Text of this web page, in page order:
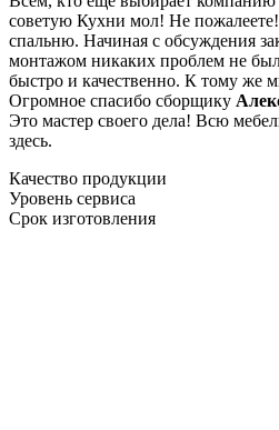
советую Кухни мол! Не
спальню. Начиная с обсуждения
монтажом никаких проблем не
быстро и качественно. К тому же
Огромное спасибо сборщику
Это мастер своего дела! Всю
здесь.
Качество продукции
Уровень сервиса
Срок изготовления